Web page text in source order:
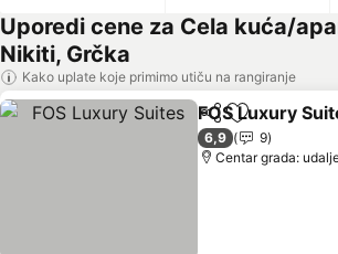
Uporedi cene za Cela kuća/
Nikiti, Grčka
Kako uplate koje primimo utiču na rangiranje
Deli Dodati u
FOS Luxury
6,9
9
Centar grada: